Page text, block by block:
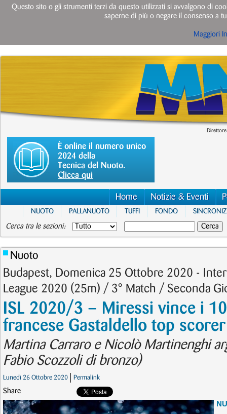
È online il numero unico
2024 della
Tecnica del Nuoto.
Clicca qui
Home Notizie & Eventi
NUOTO PALLANUOTO TUFFI FONDO
Cerca tra le sezioni:
Nuoto
Budapest, Domenica 25 Ottobre 2020 -
League 2020 (25m) / 3° Match / Seconda
ISL 2020/3 – Miressi vince i
francese Gastaldello top scorer
Martina Carraro e Nicolò Martinenghi
Fabio Scozzoli di bronzo)
Lunedì 26 Ottobre 2020 Permalink
Share
Questo sito o gli strumenti terzi da questo utilizzati si avvalgono di
saperne di più o negare il consenso a
Maggiori